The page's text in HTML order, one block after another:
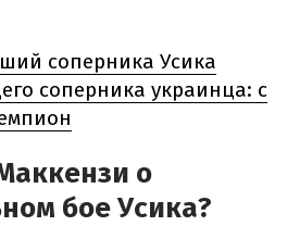
соперника Усика
соперника украинца: с
о
бое Усика?